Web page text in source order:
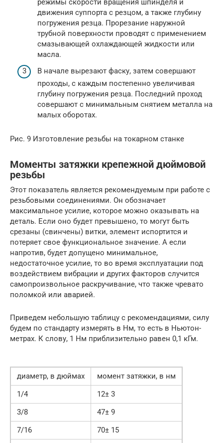
режимы скорости вращения шпинделя и
движения суппорта с резцом, а также глубину
погружения резца. Прорезание наружной
трубной поверхности проводят с применением
смазывающей охлаждающей жидкости или
масла.
В начале вырезают фаску, затем совершают
проходы, с каждым постепенно увеличивая
глубину погружения резца. Последний проход
совершают с минимальным снятием металла на
малых оборотах.
Рис. 9 Изготовление резьбы на токарном станке
Моменты затяжки крепежной дюймовой
резьбы
Этот показатель является рекомендуемым при работе с
резьбовыми соединениями. Он обозначает
максимальное усилие, которое можно оказывать на
деталь. Если оно будет превышено, то могут быть
срезаны (свинчены) витки, элемент испортится и
потеряет свое функциональное значение. А если
напротив, будет допущено минимальное,
недостаточное усилие, то во время эксплуатации под
воздействием вибрации и других факторов случится
самопроизвольное раскручивание, что также чревато
поломкой или аварией.
Приведем небольшую таблицу с рекомендациями, силу
будем по стандарту измерять в Нм, то есть в Ньютон-
метрах. К слову, 1 Нм приблизительно равен 0,1 кГм.
диаметр, в дюймах
момент затяжки, в нм
1/4
12± 3
3/8
47± 9
7/16
70± 15